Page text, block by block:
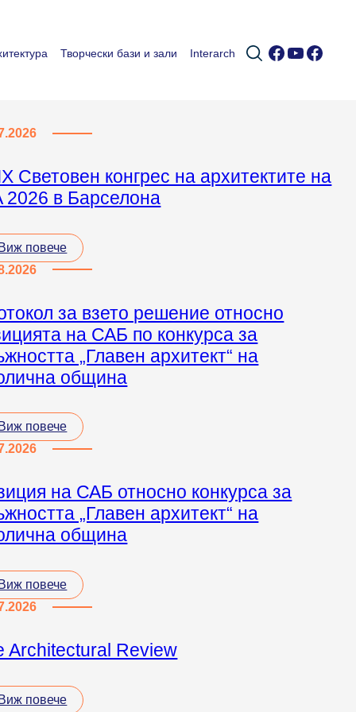
Творчески бази и зали Interarch Facebook
Световен конгрес на архитектите на
2026 в Барселона
Виж повече
за взето решение относно
на САБ по конкурса за
„Главен архитект“ на
община
Виж повече
на САБ относно конкурса за
„Главен архитект“ на
община
Виж повече
Architectural Review
Виж повече